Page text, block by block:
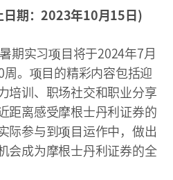
日期：2023年10月15日)
期实习项目将于2024年7月
。项目的精彩内容包括迎
培训、职场社交和职业分享
距离感受摩根士丹利证券的
际参与到项目运作中，做出
会成为摩根士丹利证券的全